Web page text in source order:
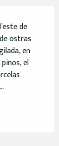
de
ostras
en
el